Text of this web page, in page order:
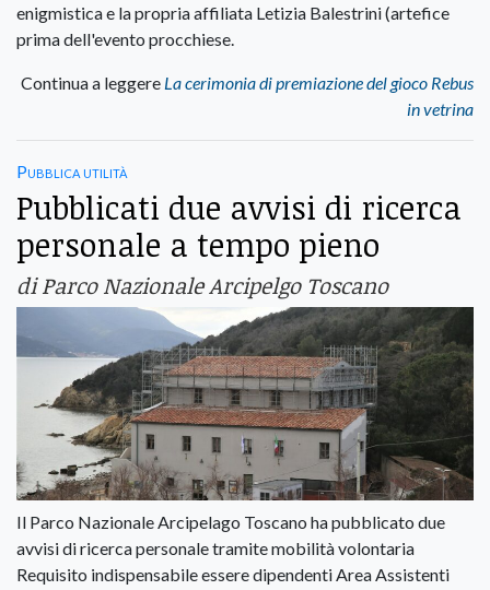
enigmistica e la propria affiliata Letizia Balestrini (artefice
prima dell'evento procchiese.
Continua a leggere La cerimonia di premiazione del gioco Rebus
in vetrina
Pubblica utilità
Pubblicati due avvisi di ricerca
personale a tempo pieno
di Parco Nazionale Arcipelgo Toscano
Il Parco Nazionale Arcipelago Toscano ha pubblicato due
avvisi di ricerca personale tramite mobilità volontaria
Requisito indispensabile essere dipendenti Area Assistenti